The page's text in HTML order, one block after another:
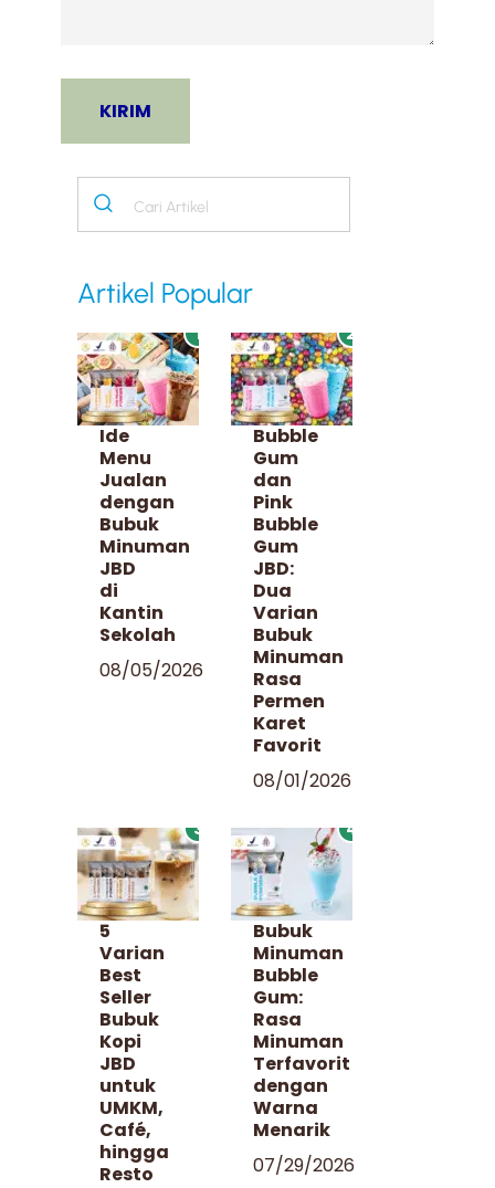
Artikel Popular
1
Ide
Menu
Jualan
dengan
Bubuk
Minuman
JBD
di
Kantin
Sekolah
08/05/2026
2
Bubble
Gum
dan
Pink
Bubble
Gum
JBD:
Dua
Varian
Bubuk
Minuman
Rasa
Permen
Karet
Favorit
08/01/2026
3
5
Varian
Best
Seller
Bubuk
Kopi
JBD
untuk
UMKM,
Café,
hingga
Resto
4
Bubuk
Minuman
Bubble
Gum:
Rasa
Minuman
Terfavorit
dengan
Warna
Menarik
07/29/2026